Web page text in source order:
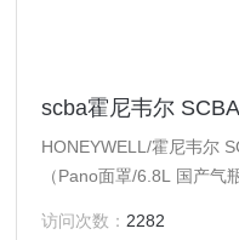
scba霍尼韦尔
HONEYWELL/霍尼韦尔
（Pano面罩/6.8L 国产气瓶） 视野宽阔，安全性更
配有一个空呼胸表； 正压式设计（3毫巴），通过插入式接口
访问次数： 2282